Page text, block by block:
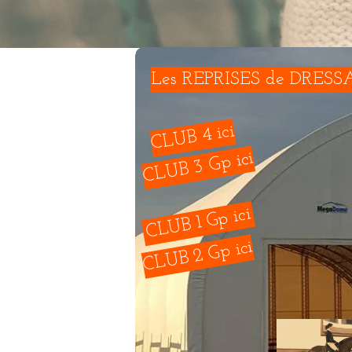
CLUB 4 ici
CLUB 3 Gp ici
CLUB 2 Gp ici
CLUB 1 Gp ici
Les REPRISES de